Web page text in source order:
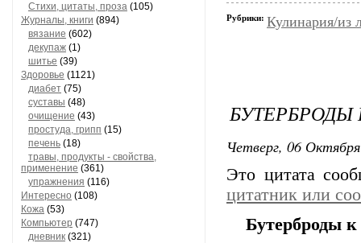
Стихи, цитаты, проза (105)
Журналы, книги (894)
вязание (602)
декупаж (1)
шитье (39)
Здоровье (1121)
диабет (75)
суставы (48)
очищение (43)
простуда, грипп (15)
печень (18)
травы, продукты - свойства,
применение (361)
упражнения (116)
Интересно (108)
Кожа (53)
Компьютер (747)
дневник (321)
Рубрики: Кулинария/из
БУТЕРБРОДЫ
Четверг, 06
Это цитата
цитатник или
Бутерброды к